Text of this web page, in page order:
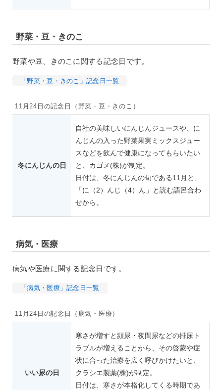
野菜・豆・きのこ
野菜や豆、きのこに関する記念日です。
「野菜・豆・きのこ」記念日一覧
11月24日の記念日（野菜・豆・きのこ）
冬にんじんの日
自社の美味しいにんじんジュースや、に
んじんの入った野菜果実ミックスジュー
スなどを飲んで健康になってもらいたい
と、カゴメ(株)が制定。
日付は、冬にんじんの旬である11月と、
「に（2）んじ（4）ん」と読む語呂合わ
せから。
病気・医療
病気や医療に関する記念日です。
「病気・医療」記念日一覧
11月24日の記念日（病気・医療）
いい尿の日
寒さが増すと頻尿・夜間尿などの排尿ト
ラブルが増えることから、その啓蒙や症
状に合った治療を広く呼びかけたいと、
クラシエ製薬(株)が制定。
日付は、寒さが本格化してくる時期であ